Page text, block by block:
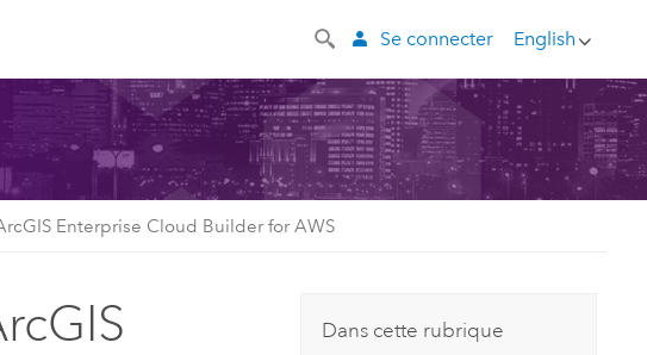
English
Se connecter
Enterprise Cloud Builder for AWS
Dans cette rubrique